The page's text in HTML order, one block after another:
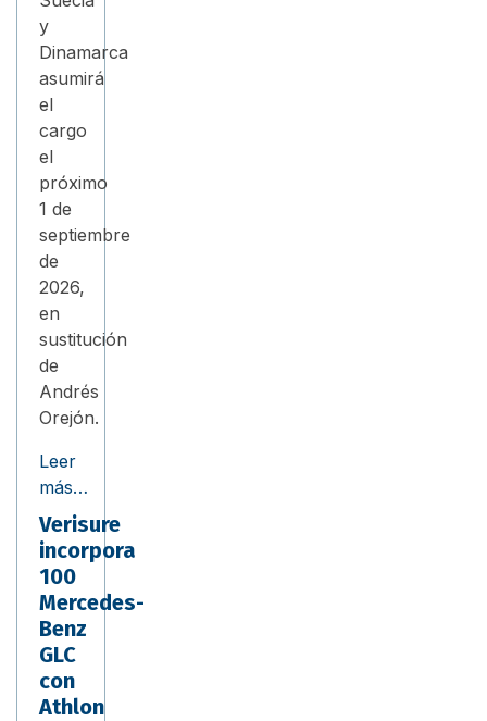
y
Dinamarca
asumirá
el
cargo
el
próximo
1 de
septiembre
de
2026,
en
sustitución
de
Andrés
Orejón.
Leer
más…
Verisure
incorpora
100
Mercedes-
Benz
GLC
con
Athlon